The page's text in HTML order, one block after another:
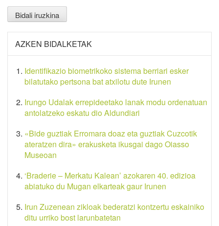
AZKEN BIDALKETAK
Identifikazio biometrikoko sistema berriari esker
bilatutako pertsona bat atxilotu dute Irunen
Irungo Udalak errepideetako lanak modu ordenatuan
antolatzeko eskatu dio Aldundiari
«Bide guztiak Erromara doaz eta guztiak Cuzcotik
ateratzen dira» erakusketa ikusgai dago Oiasso
Museoan
‘Braderie – Merkatu Kalean’ azokaren 40. edizioa
abiatuko du Mugan elkarteak gaur Irunen
Irun Zuzenean zikloak bederatzi kontzertu eskainiko
ditu urriko bost larunbatetan